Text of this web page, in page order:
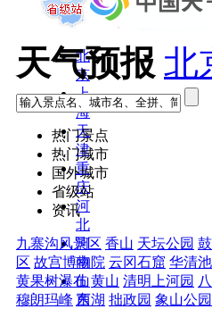
北
京
上
海
天
津
重
庆
河
北
河
南
山
东
天气预报 北
热门景点
热门城市
国外城市
省级站
资讯
九寨沟风景区 香山 天坛公园
区 故宫博物院 云冈石窟 华清池
黄果树瀑布 黄山 清明上河园
穆朗玛峰 西湖 拙政园 象山公园